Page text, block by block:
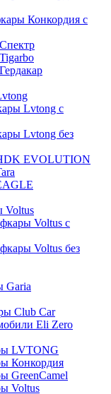
Конкордия с
Lvtong с
Lvtong без
EVOLUTION
Voltus
Voltus с
Voltus без
Garia
Club Car
Eli Zero
LVTONG
Конкордия
GreenCamel
Voltus